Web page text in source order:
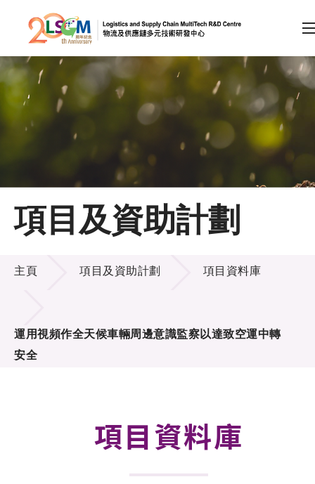
跳到內容（按回車鍵）
會員登入
A A EN 繁 简
主頁
關於LSCM
技術商品化
合作計劃
徵求研發項目計劃書
項目及資助計劃
項目及資助計劃
主頁 項目及資助計劃 項目資料庫
運用視頻作全天候車輛周邊意識監察以達致空運中轉
安全
項目資料庫